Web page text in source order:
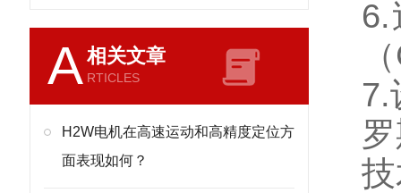
A相关文章
RTICLES
H2W电机在高速运动和高精度定位方
面表现如何？
6.
（
7.